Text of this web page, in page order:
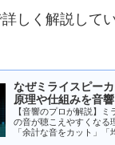
しく解説して
なぜミライスピー
原理や仕組みを音
【音響のプロが解説】
の音が聴こえやすくなる
「余計な音をカット」「
つの仕組みのおかげで